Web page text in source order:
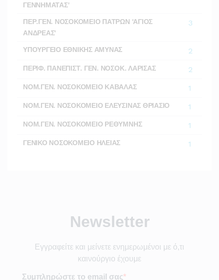
ΓΕΝΝΗΜΑΤΑΣ'
ΠΕΡ.ΓΕΝ. ΝΟΣΟΚΟΜΕΙΟ ΠΑΤΡΩΝ 'ΑΓΙΟΣ
ΑΝΔΡΕΑΣ'
3
ΥΠΟΥΡΓΕΙΟ ΕΘΝΙΚΗΣ ΑΜΥΝΑΣ 2
ΠΕΡΙΦ. ΠΑΝΕΠΙΣΤ. ΓΕΝ. ΝΟΣΟΚ. ΛΑΡΙΣΑΣ 2
ΝΟΜ.ΓΕΝ. ΝΟΣΟΚΟΜΕΙΟ ΚΑΒΑΛΑΣ 1
ΝΟΜ.ΓΕΝ. ΝΟΣΟΚΟΜΕΙΟ ΕΛΕΥΣΙΝΑΣ ΘΡΙΑΣΙΟ 1
ΝΟΜ.ΓΕΝ. ΝΟΣΟΚΟΜΕΙΟ ΡΕΘΥΜΝΗΣ 1
ΓΕΝΙΚΟ ΝΟΣΟΚΟΜΕΙΟ ΗΛΕΙΑΣ 1